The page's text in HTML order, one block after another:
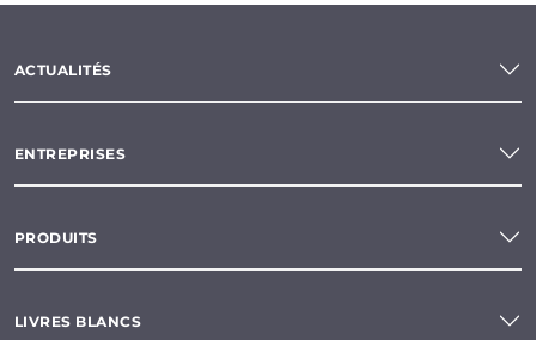
ACTUALITÉS
ENTREPRISES
PRODUITS
LIVRES BLANCS